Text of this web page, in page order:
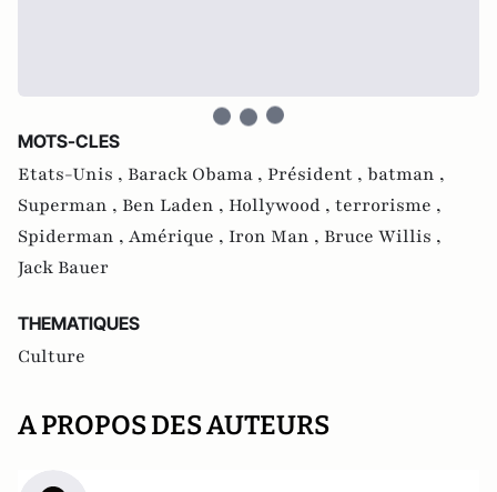
MOTS-CLES
Etats-Unis , Barack Obama , Président , batman ,
Superman , Ben Laden , Hollywood , terrorisme ,
Spiderman , Amérique , Iron Man , Bruce Willis ,
Jack Bauer
THEMATIQUES
Culture
A PROPOS DES AUTEURS